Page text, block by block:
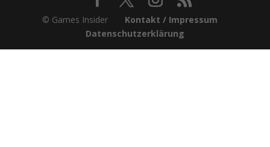
© Games Insider Kontakt / Impressum
Datenschutzerklärung